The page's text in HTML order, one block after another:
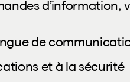
d’information,
de
et à la sécurité